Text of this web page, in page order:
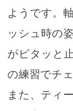
ようです。
ッシュ時の
がピタッと
の練習でチ
また、ティ